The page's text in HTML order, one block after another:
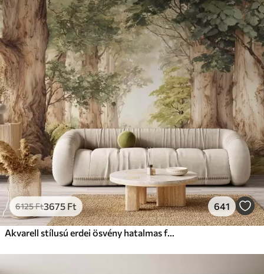
Standard
125007500Ft/m²
Prémium
158339499Ft/m²
Prémium vinil
18208 10925 Ft/m²
Peel and Stick
2266613600Ft/m²
6125Ft3675 Ft 641
Akvarell stílusú erdei ösvény hatalmas fák között